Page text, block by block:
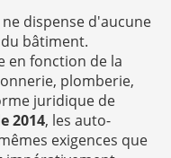
ne dispense d'aucune
bâtiment.
en fonction de la
plomberie,
juridique de
2014, les auto-
exigences que